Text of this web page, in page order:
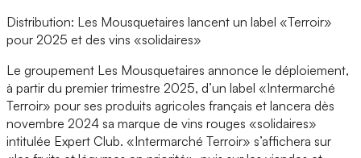
Distribution: Les Mousquetaires lancent un label «Terroir»
pour 2025 et des vins «solidaires»
Le groupement Les Mousquetaires annonce le déploiement,
à partir du premier trimestre 2025, d’un label «Intermarché
Terroir» pour ses produits agricoles français et lancera dès
novembre 2024 sa marque de vins rouges «solidaires»
intitulée Expert Club. «Intermarché Terroir» s’affichera sur